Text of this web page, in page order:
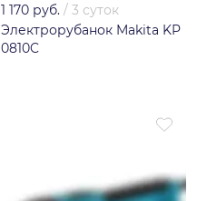
1 170 руб. / 3 суток
Электрорубанок Makita KP
0810C